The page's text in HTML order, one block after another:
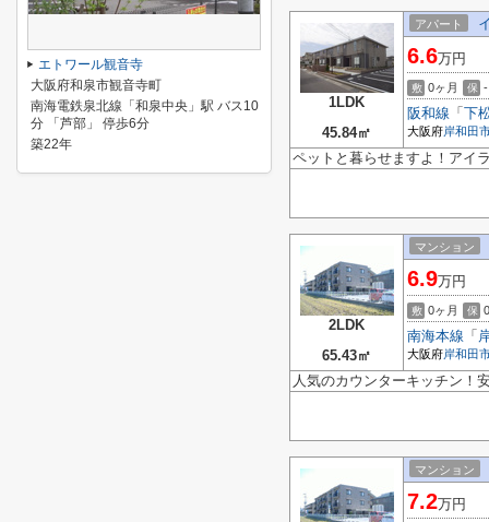
1LDK
45.84㎡
アパート
6.6万円
敷 0ヶ月 保 -
阪和線 「 下
大阪府岸和田
ペットと暮らせますよ！アイ
2LDK
65.43㎡
マンション
6.9万円
敷 0ヶ月 保
南海本線 「
大阪府岸和田
人気のカウンターキッチン！
マンション
7.2万円
エトワール観音寺
大阪府和泉市観音寺町
南海電鉄泉北線「和泉中央」駅 バス10
分 「芦部」 停歩6分
築22年